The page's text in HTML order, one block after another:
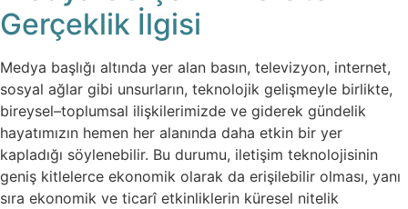
Gerçeklik İlgisi
Medya başlığı altında yer alan basın, televizyon, internet,
sosyal ağlar gibi unsurların, teknolojik gelişmeyle birlikte,
bireysel–toplumsal ilişkilerimizde ve giderek gündelik
hayatımızın hemen her alanında daha etkin bir yer
kapladığı söylenebilir. Bu durumu, iletişim teknolojisinin
geniş kitlelerce ekonomik olarak da erişilebilir olması, yanı
sıra ekonomik ve ticarî etkinliklerin küresel nitelik